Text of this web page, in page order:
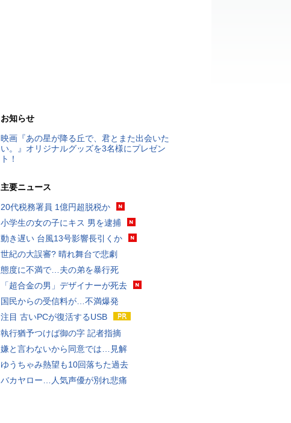
お知らせ
映画『あの星が降る丘で、君とまた出会いた
い。』オリジナルグッズを3名様にプレゼン
ト！
主要ニュース
20代税務署員 1億円超脱税か
小学生の女の子にキス 男を逮捕
動き遅い 台風13号影響長引くか
世紀の大誤審? 晴れ舞台で悲劇
態度に不満で…夫の弟を暴行死
「超合金の男」デザイナーが死去
国民からの受信料が…不満爆発
注目 古いPCが復活するUSB
執行猶予つけば御の字 記者指摘
嫌と言わないから同意では…見解
ゆうちゃみ熱望も10回落ちた過去
バカヤロー…人気声優が別れ悲痛